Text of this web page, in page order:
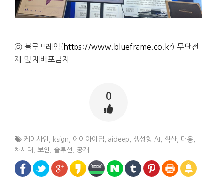
ⓒ 블루프레임( https://www.blueframe.co.kr) 무단전
재 및 재배포금지
0
케이사인 ksign 에이아이딥 aideep 생성형 AI 확산 대응
차세대
보안 솔루션 공개